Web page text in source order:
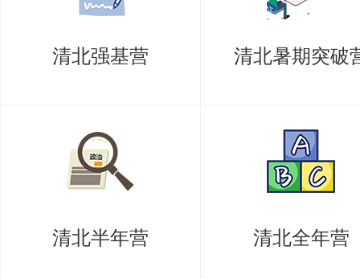
的竞争力，能够获得丰富的职业
以上是关于【26考研|清华深研院
时间，提高上岸的成功率！
需要说的是，考清北竞争大，压
持。盛世清北-清北考研集训营，
清北强基营 清北暑期突破
清北半年营 清北全年营